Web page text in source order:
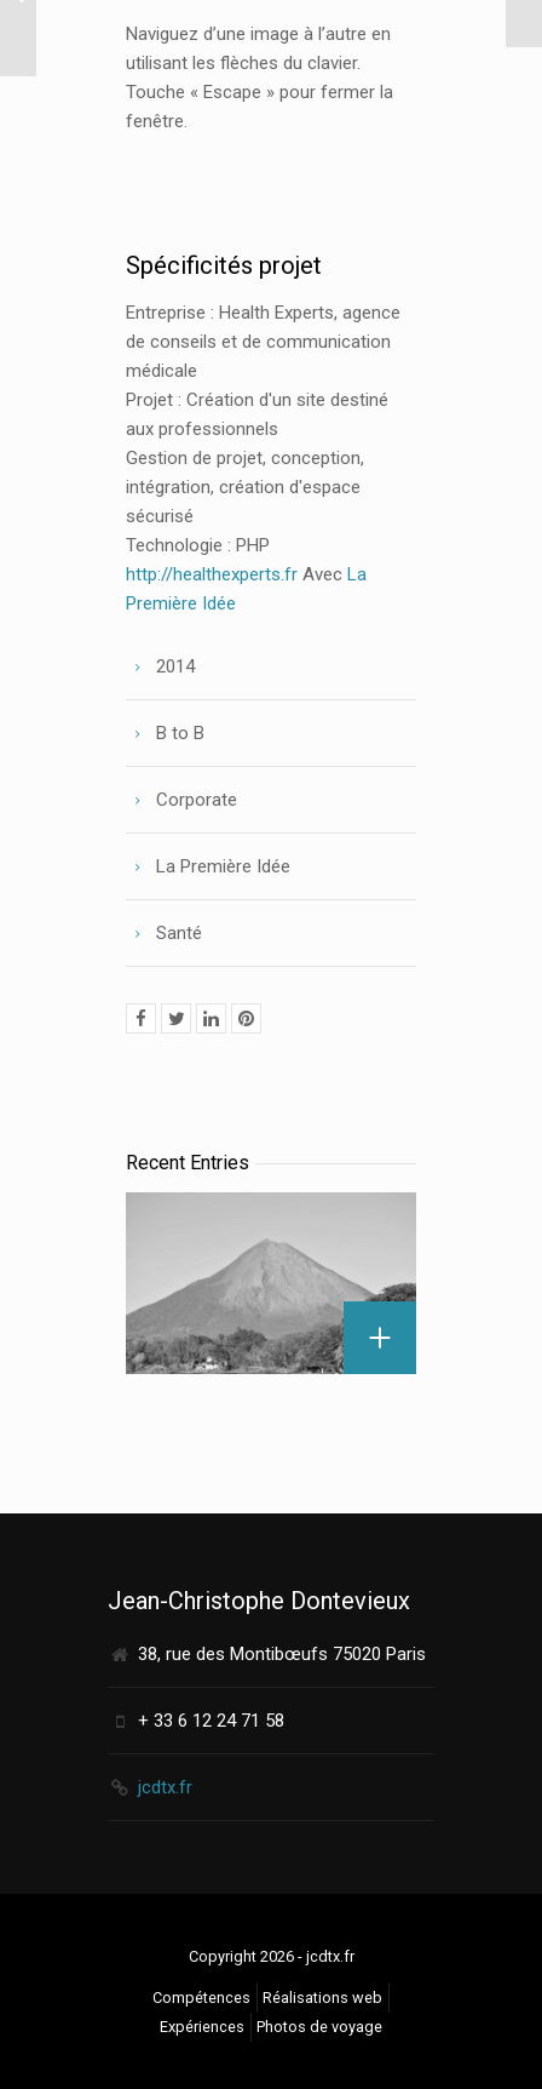
Naviguez d’une image à l’autre en
utilisant les flèches du clavier.
Touche « Escape » pour fermer la
fenêtre.
Spécificités projet
Entreprise : Health Experts, agence
de conseils et de communication
médicale
Projet : Création d'un site destiné
aux professionnels
Gestion de projet, conception,
intégration, création d'espace
sécurisé
Technologie : PHP
http://healthexperts.fr Avec La
Première Idée
2014
B to B
Corporate
La Première Idée
Santé
Recent Entries
Jean-Christophe Dontevieux
38, rue des Montibœufs 75020 Paris
+ 33 6 12 24 71 58
jcdtx.fr
Copyright 2026 - jcdtx.fr
Compétences
Réalisations web
Expériences
Photos de voyage